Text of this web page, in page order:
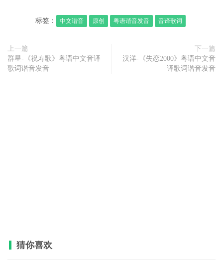
标签： 中文谐音 原创 粤语谐音发音 音译歌词
上一篇
群星-《祝寿歌》粤语中文音译
歌词谐音发音
下一篇
汉洋-《失恋2000》粤语中文音
译歌词谐音发音
猜你喜欢